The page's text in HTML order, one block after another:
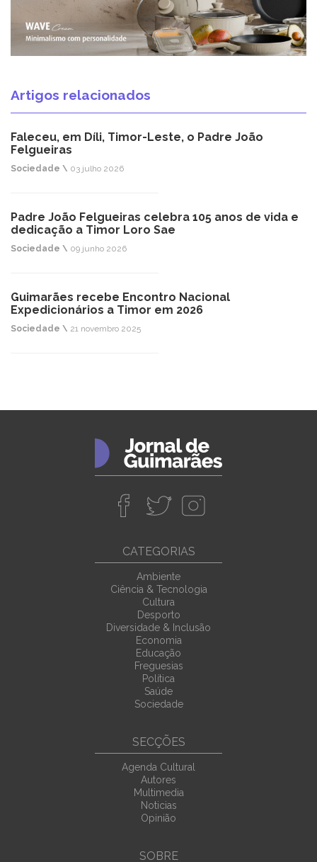
Artigos relacionados
Faleceu, em Díli, Timor-Leste, o Padre João
Felgueiras
Sociedade \ 03 julho 2026
Padre João Felgueiras celebra 105 anos de vida e
dedicação a Timor Loro Sae
Sociedade \ 09 junho 2026
Guimarães recebe Encontro Nacional
Expedicionários a Timor em 2026
Sociedade \ 21 novembro 2025
CATEGORIAS
Ambiente
Ciência & Tecnologia
Cultura
Desporto
Diversidade & Inclusão
Economia
Educação
Freguesias
Política
Saúde
Sociedade
SECÇÕES
Agenda Cultural
Autores
Multimedia
Noticias
Opinião
SOBRE